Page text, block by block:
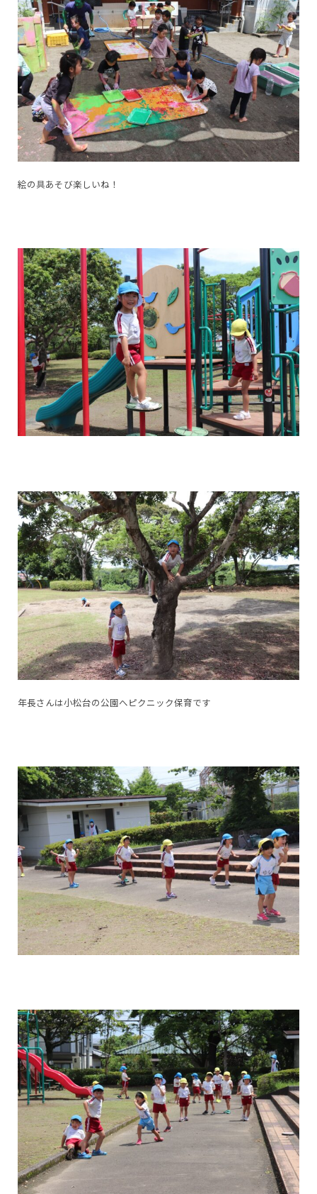
絵の具あそび楽しいね！
年長さんは小松台の公園へピクニック保育です